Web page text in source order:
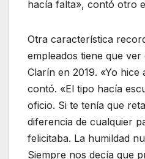
hacía falta», contó otro
Otra característica
empleados tiene que
Clarín en 2019. «Yo hice
contó. «El tipo hacía
oficio. Si te tenía que
diferencia de cualquier
felicitaba. La humildad
Siempre nos decía que